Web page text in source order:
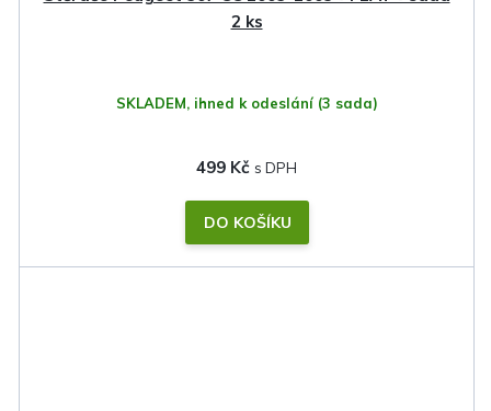
2 ks
SKLADEM, ihned k odeslání (3 sada)
499 Kč
DO KOŠÍKU